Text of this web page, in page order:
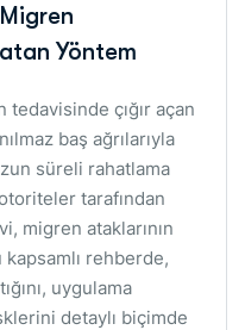
Yöntem
çığır açan
baş ağrılarıyla
süreli rahatlama
tarafından
migren ataklarının
kapsamlı rehberde,
uygulama
detaylı biçimde